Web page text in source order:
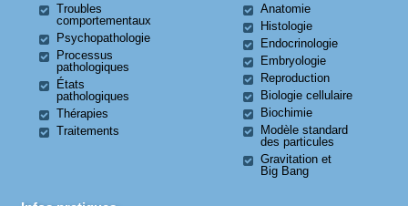
Troubles
comportementaux
Psychopathologie
Processus
pathologiques
États
pathologiques
Thérapies
Traitements
Anatomie
Histologie
Endocrinologie
Embryologie
Reproduction
Biologie cellulaire
Biochimie
Modèle standard
des particules
Gravitation et
Big Bang